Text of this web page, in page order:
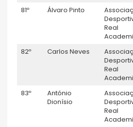
81º Álvaro Pinto
Real
82º Carlos Neves
Real
83º
António
Dionísio
Real